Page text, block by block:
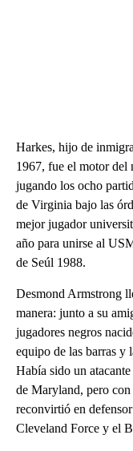
Harkes, hijo de
1967, fue el motor del
jugando los ocho
de Virginia bajo las
mejor jugador
año para unirse al
de Seúl 1988.
Desmond Armstrong
manera: junto a su
jugadores negros
equipo de las barras y
Había sido un
de Maryland, pero
reconvirtió en
Cleveland Force y el